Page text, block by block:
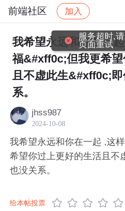
前端社区 加入
社区 前端社区 感慨
我希望永远和你在一
福&#xff0c;但我更希
且不虚此生&#xff0c;
系。
jhss987
2024-10-08
我希望永远和你在一起 ,这
希望你过上更好的生活且不
也没关系。
给本帖投票
服务超时,
页面重试